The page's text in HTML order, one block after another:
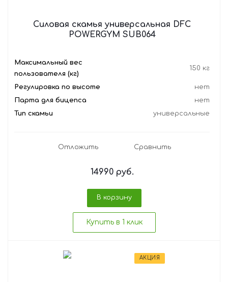
Силовая скамья универсальная DFC
POWERGYM SUB064
Максимальный вес
пользователя (кг)
150 кг
Регулировка по высоте
нет
Парта для бицепса
нет
Тип скамьи
универсальные
Отложить Сравнить
14990 руб.
В корзину
Купить в 1 клик
АКЦИЯ